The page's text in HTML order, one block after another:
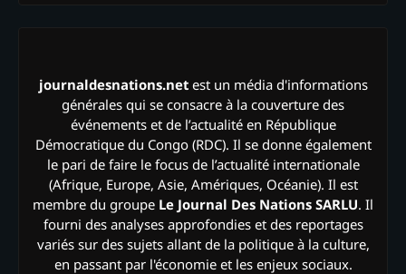
journaldesnations.netest un média d'informations
générales qui se consacre à la couverture des
événements et de l’actualité en République
Démocratique du Congo (RDC). Il se donne également
le pari de faire le focus de l’actualité internationale
(Afrique, Europe, Asie, Amériques, Océanie). Il est
membre du groupe Le Journal Des Nations SARLU. Il
fourni des analyses approfondies et des reportages
variés sur des sujets allant de la politique à la culture,
en passant par l'économie et les enjeux sociaux.